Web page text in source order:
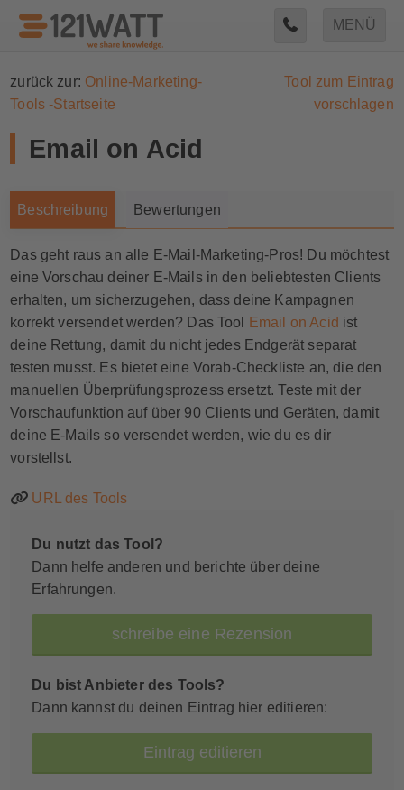
MENÜ
zurück zur: Online-Marketing-
Tools -Startseite
Tool zum Eintrag
vorschlagen
Email on Acid
Beschreibung Bewertungen
Das geht raus an alle E-Mail-Marketing-Pros! Du möchtest
eine Vorschau deiner E-Mails in den beliebtesten Clients
erhalten, um sicherzugehen, dass deine Kampagnen
korrekt versendet werden? Das Tool
Email on Acid ist
deine Rettung, damit du nicht jedes Endgerät separat
testen musst. Es bietet eine Vorab-Checkliste an, die den
manuellen Überprüfungsprozess ersetzt. Teste mit der
Vorschaufunktion auf über 90 Clients und Geräten, damit
deine E-Mails so versendet werden, wie du es dir
vorstellst.
URL des Tools
Du nutzt das Tool?
Dann helfe anderen und berichte über deine
Erfahrungen.
schreibe eine Rezension
Du bist Anbieter des Tools?
Dann kannst du deinen Eintrag hier editieren:
Eintrag editieren